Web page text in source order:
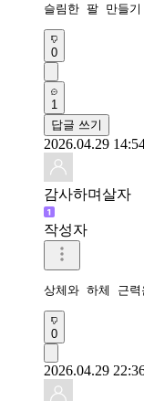
슬림한 팔 만들
0
1
답글 쓰기
2026.04.29
감사하며살자
작성자
상체와 하체 근
0
2026.04.29